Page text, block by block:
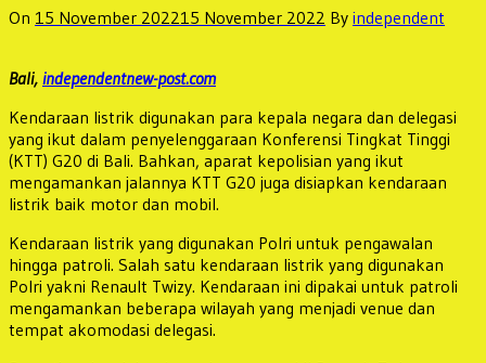
On 15 November 202215 November 2022 By independent
Bali, independentnew-post.com
Kendaraan listrik digunakan para kepala negara dan delegasi
yang ikut dalam penyelenggaraan Konferensi Tingkat Tinggi
(KTT) G20 di Bali. Bahkan, aparat kepolisian yang ikut
mengamankan jalannya KTT G20 juga disiapkan kendaraan
listrik baik motor dan mobil.
Kendaraan listrik yang digunakan Polri untuk pengawalan
hingga patroli. Salah satu kendaraan listrik yang digunakan
Polri yakni Renault Twizy. Kendaraan ini dipakai untuk patroli
mengamankan beberapa wilayah yang menjadi venue dan
tempat akomodasi delegasi.